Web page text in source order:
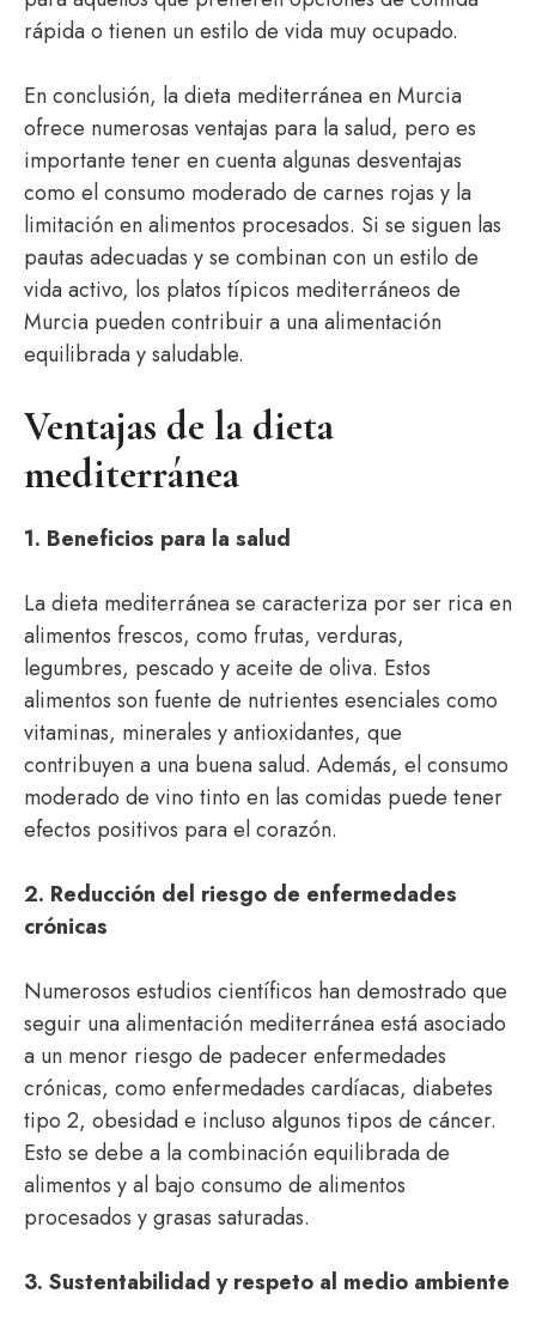
rápida o tienen un estilo de vida muy ocupado.
En conclusión, la dieta mediterránea en Murcia
ofrece numerosas ventajas para la salud, pero es
importante tener en cuenta algunas desventajas
como el consumo moderado de carnes rojas y la
limitación en alimentos procesados. Si se siguen las
pautas adecuadas y se combinan con un estilo de
vida activo, los platos típicos mediterráneos de
Murcia pueden contribuir a una alimentación
equilibrada y saludable.
Ventajas de la dieta
mediterránea
1. Beneficios para la salud
La dieta mediterránea se caracteriza por ser rica en
alimentos frescos, como frutas, verduras,
legumbres, pescado y aceite de oliva. Estos
alimentos son fuente de nutrientes esenciales como
vitaminas, minerales y antioxidantes, que
contribuyen a una buena salud. Además, el consumo
moderado de vino tinto en las comidas puede tener
efectos positivos para el corazón.
2. Reducción del riesgo de enfermedades
crónicas
Numerosos estudios científicos han demostrado que
seguir una alimentación mediterránea está asociado
a un menor riesgo de padecer enfermedades
crónicas, como enfermedades cardíacas, diabetes
tipo 2, obesidad e incluso algunos tipos de cáncer.
Esto se debe a la combinación equilibrada de
alimentos y al bajo consumo de alimentos
procesados y grasas saturadas.
3. Sustentabilidad y respeto al medio ambiente